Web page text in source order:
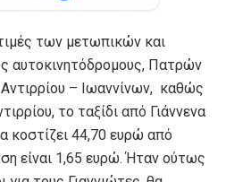
των μετωπικών και
αυτοκινητόδρομους, Πατρών
– Ιωαννίνων, καθώς
το ταξίδι από Γιάννενα
κοστίζει 44,70 ευρώ από
είναι 1,65 ευρώ. Ήταν ούτως